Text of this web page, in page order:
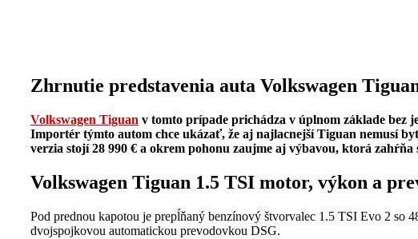
Zhrnutie predstavenia auta Volkswagen
Volkswagen Tiguan v tomto prípade prichádza v úplnom základe bez
Importér týmto autom chce ukázať, že aj najlacnejší Tiguan nemusí
verzia stojí 28 990 € a okrem pohonu zaujme aj výbavou, ktorá
Volkswagen Tiguan 1.5 TSI motor, výkon a
Pod prednou kapotou je prepĺňaný benzínový štvorvalec 1.5 TSI Evo 2 so
dvojspojkovou automatickou prevodovkou DSG.